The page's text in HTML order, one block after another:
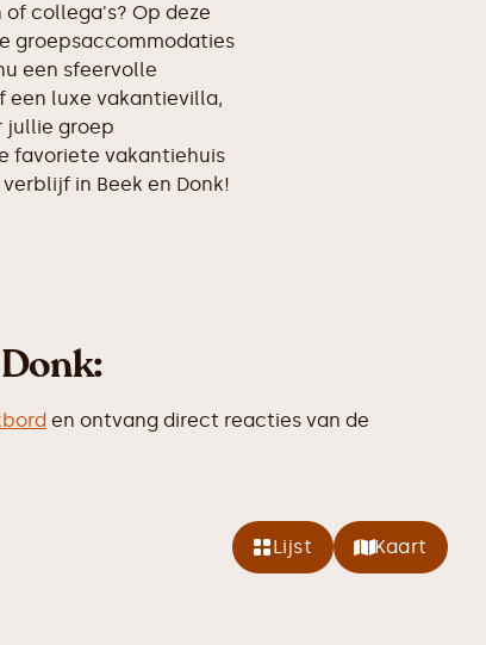
collega's? Op deze
groepsaccommodaties
een sfeervolle
een luxe vakantievilla,
jullie groep
favoriete vakantiehuis
in Beek en Donk!
en ontvang direct reacties van de
Lijst Kaart